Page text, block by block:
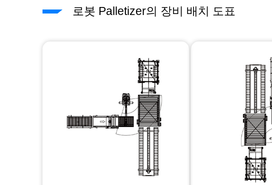
로봇 Palletizer의 장비 배치 도표